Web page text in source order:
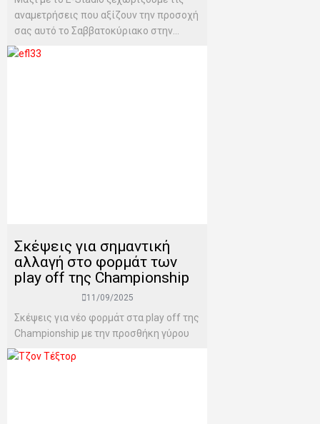
αναμετρήσεις που αξίζουν την προσοχή
σας αυτό το Σαββατοκύριακο στην...
Σκέψεις για σημαντική
αλλαγή στο φορμάτ των
play off της Championship
11/09/2025
Σκέψεις για νέο φορμάτ στα play off της
Championship με την προσθήκη γύρου